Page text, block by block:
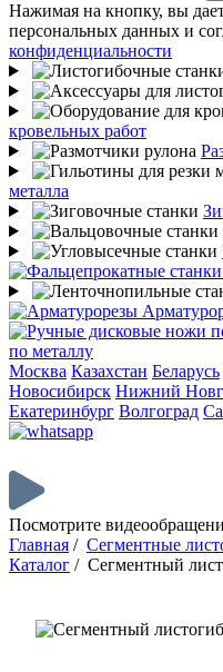
Нажимая на кнопку, вы
персональных данных и
конфиденциальности
кровельных работ
металла
по металлу
Москва Казахстан Беларусь
Новосибирск Нижний
Екатеринбург Волгоград
Главная / Сегментные
Каталог / Сегментный
Посмотрите